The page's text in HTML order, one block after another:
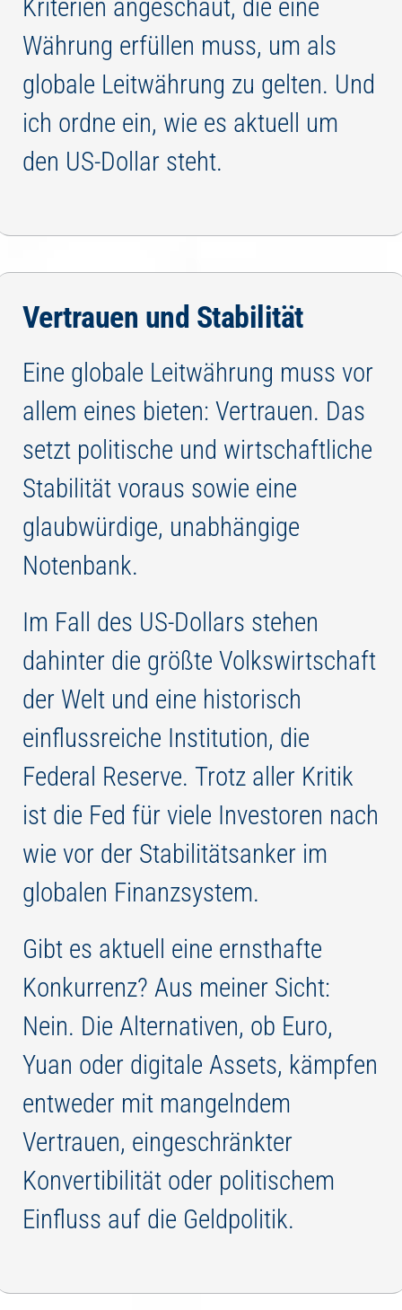
Kriterien angeschaut, die eine
Währung erfüllen muss, um als
globale Leitwährung zu gelten. Und
ich ordne ein, wie es aktuell um
den US-Dollar steht.
Vertrauen und Stabilität
Eine globale Leitwährung muss vor
allem eines bieten: Vertrauen. Das
setzt politische und wirtschaftliche
Stabilität voraus sowie eine
glaubwürdige, unabhängige
Notenbank.
Im Fall des US-Dollars stehen
dahinter die größte Volkswirtschaft
der Welt und eine historisch
einflussreiche Institution, die
Federal Reserve. Trotz aller Kritik
ist die Fed für viele Investoren nach
wie vor der Stabilitätsanker im
globalen Finanzsystem.
Gibt es aktuell eine ernsthafte
Konkurrenz? Aus meiner Sicht:
Nein. Die Alternativen, ob Euro,
Yuan oder digitale Assets, kämpfen
entweder mit mangelndem
Vertrauen, eingeschränkter
Konvertibilität oder politischem
Einfluss auf die Geldpolitik.